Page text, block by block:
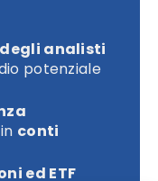
analisti
potenziale
conti
ed ETF